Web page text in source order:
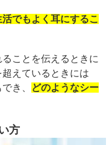
活でもよく耳にするこ
ことを伝えるときに
えているときには
き、
どのようなシー
方